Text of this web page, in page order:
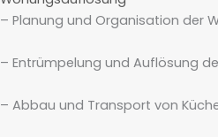
– Planung und Organisation der
– Entrümpelung und Auflösung
– Abbau und Transport von